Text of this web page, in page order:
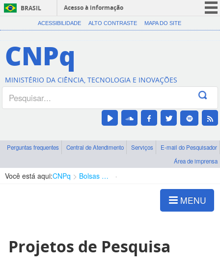
BRASIL
Acesso à informação
CORONAVÍRUS (COVID-19)
Canais
ACESSIBILIDADE ALTO CONTRASTE MAPA DO SITE
CNPq
MINISTÉRIO DA CIÊNCIA, TECNOLOGIA E INOVAÇÕES
Perguntas frequentes Central de Atendimento Serviços
E-mail do Pesquisador
Área de imprensa
Você está aqui:CNPq Bolsas e Auxílios Vigentes
MENU
Projetos de Pesquisa